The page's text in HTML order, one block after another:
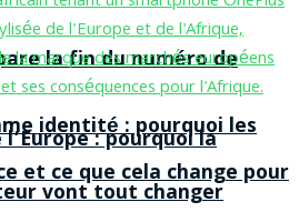
la fin du numéro de
identité : pourquoi les
vont tout changer
: pourquoi la
et ce que cela change pour